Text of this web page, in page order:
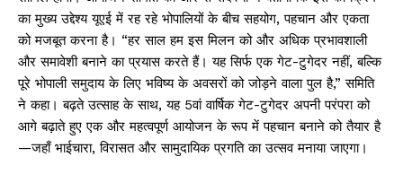
का मुख्य उद्देश्य यूएई में रह रहे भोपालियों के बीच सहयोग, पहचान और एकता
को मजबूत करना है। “हर साल हम इस मिलन को और अधिक प्रभावशाली
और समावेशी बनाने का प्रयास करते हैं। यह सिर्फ एक गेट-टुगेदर नहीं, बल्कि
पूरे भोपाली समुदाय के लिए भविष्य के अवसरों को जोड़ने वाला पुल है,” समिति
ने कहा। बढ़ते उत्साह के साथ, यह 5वां वार्षिक गेट-टुगेदर अपनी परंपरा को
आगे बढ़ाते हुए एक और महत्वपूर्ण आयोजन के रूप में पहचान बनाने को तैयार है
—जहाँ भाईचारा, विरासत और सामुदायिक प्रगति का उत्सव मनाया जाएगा।